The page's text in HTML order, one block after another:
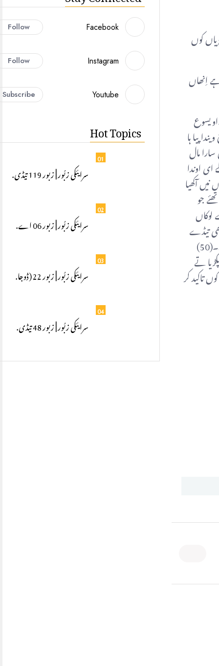
کوں
اِنھاں
وی ہا۔او یسوع
ویندا پیا ہا
سارا مال
ویلے ای اوندا
نیں آکھیا
تھئے جو
لوکاں
نیں اونکوں آکھیا دِھی تیڈے
ایمان نیں تیکوں چنگا کیتا ہے سلامت لگی ونج۔49 ) المسیح ایہہ آدھا ای پیا ہا جو یائر دے گھر توں کہیں نیں آتے آکھیا جو تیڈی دھی مر گئی ہے۔(50)
اوندی دِھی دا ہتھ پکڑیا تے
نیں انھاں کوں تاکید کر
Facebook
Follow
Instagram
Follow
Youtube
Subscribe
Hot Topics
01
سرایئکی زبُور | زبور 119 تیڈی.
02
سرایئکی زبُور | زبور 06 اے.
03
سرایئکی زبُور | زبور 22 (ڈوجا.
04
سرایئکی زبُور | زبور 48 تیڈی.